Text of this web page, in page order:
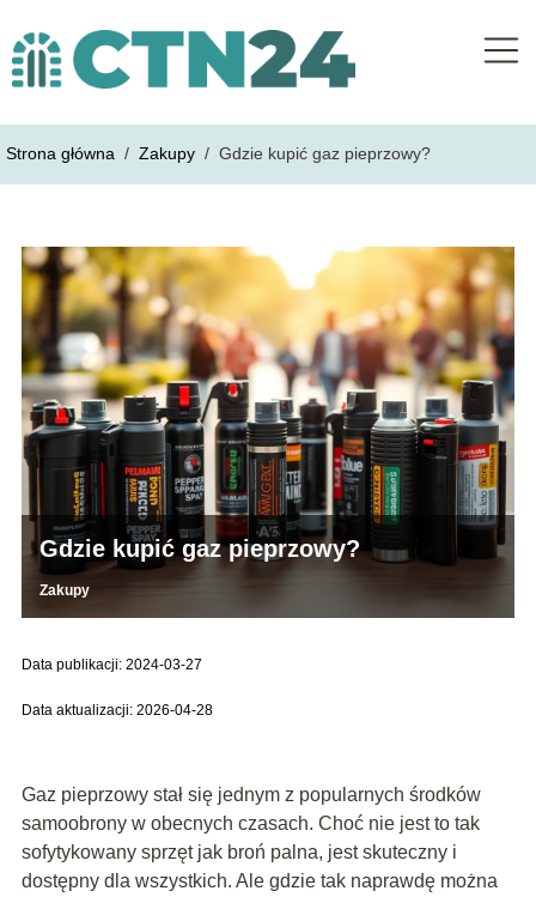
Strona główna / Zakupy / Gdzie kupić gaz pieprzowy?
Gdzie kupić gaz pieprzowy?
Zakupy
Data publikacji: 2024-03-27
Data aktualizacji: 2026-04-28
Gaz pieprzowy stał się jednym z popularnych środków
samoobrony w obecnych czasach. Choć nie jest to tak
sofytykowany sprzęt jak broń palna, jest skuteczny i
dostępny dla wszystkich. Ale gdzie tak naprawdę można